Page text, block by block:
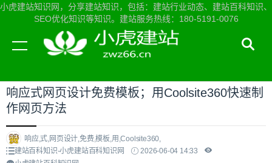
小虎建站知识网，分享建站知识，包括：建站行业动态、建站百科知识、
SEO优化知识等知识。建站服务热线：180-5191-0076
当前位置：小虎建站知识网首页>建站百科知识
响应式网页设计免费模板；用Coolsite360快速制
作网页方法
响应,式,网页设计,免费,模板,用,Coolsite360,
建站百科知识-小虎建站百科知识网
2026-06-04 14:33